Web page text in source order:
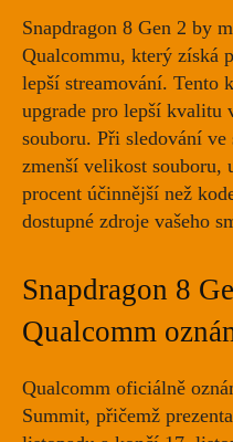
Snapdragon 8 Gen 2 by
Qualcommu, který získá
lepší streamování. Tento
upgrade pro lepší kvalitu
souboru. Při sledování
zmenší velikost souboru,
procent účinnější než
dostupné zdroje vašeho
Snapdragon 8
Qualcomm
Qualcomm oficiálně
Summit, přičemž